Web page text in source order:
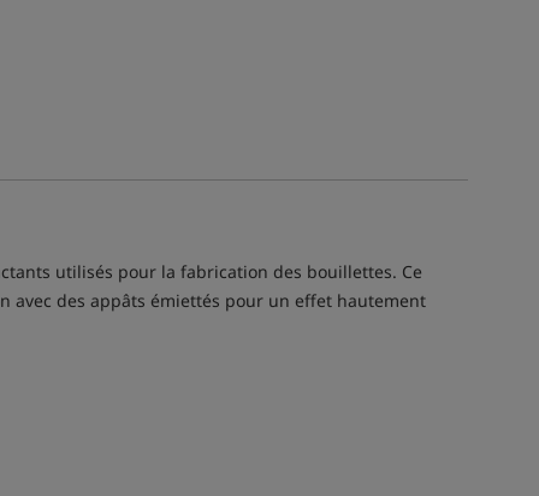
utilisés pour la fabrication des bouillettes. Ce
avec des appâts émiettés pour un effet hautement